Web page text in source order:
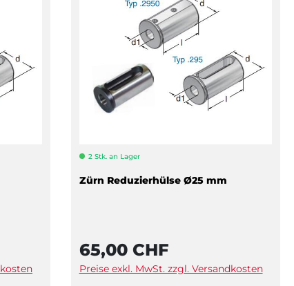
2 Stk. an Lager
Zürn Reduzierhülse Ø25 mm
65,00 CHF
Preise exkl. MwSt. zzgl. Versandkosten